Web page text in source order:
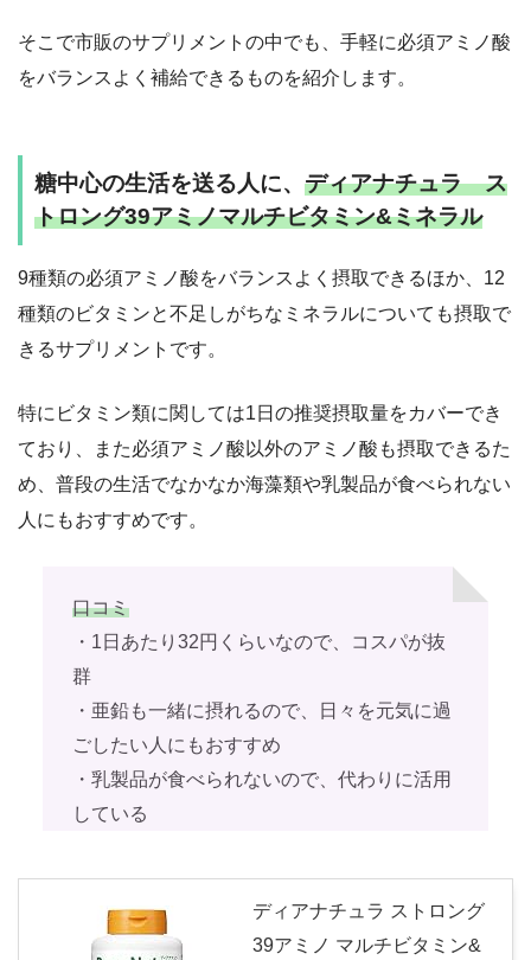
そこで市販のサプリメントの中でも、手軽に必須アミノ酸
をバランスよく補給できるものを紹介します。
糖中心の生活を送る人に、 ディアナチュラ ス
トロング39アミノマルチビタミン&ミネラル
9種類の必須アミノ酸をバランスよく摂取できるほか、12
種類のビタミンと不足しがちなミネラルについても摂取で
きるサプリメントです。
特にビタミン類に関しては1日の推奨摂取量をカバーでき
ており、また必須アミノ酸以外のアミノ酸も摂取できるた
め、普段の生活でなかなか海藻類や乳製品が食べられない
人にもおすすめです。
口コミ
・1日あたり32円くらいなので、コスパが抜
群
・亜鉛も一緒に摂れるので、日々を元気に過
ごしたい人にもおすすめ
・乳製品が食べられないので、代わりに活用
している
ディアナチュラ ストロング
39アミノ マルチビタミン&